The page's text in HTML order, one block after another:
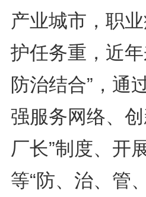
产业城市，职
护任务重，近
防治结合”，通
强服务网络、
厂长”制度、开
等“防、治、管